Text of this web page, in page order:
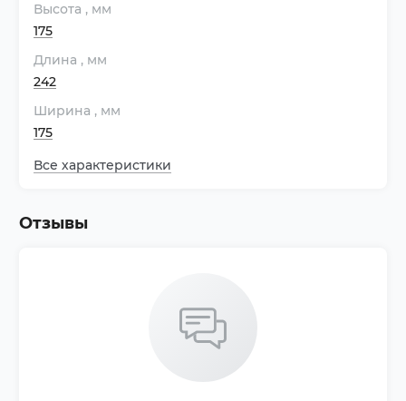
Высота , мм
175
Длина , мм
242
Ширина , мм
175
Все характеристики
Отзывы